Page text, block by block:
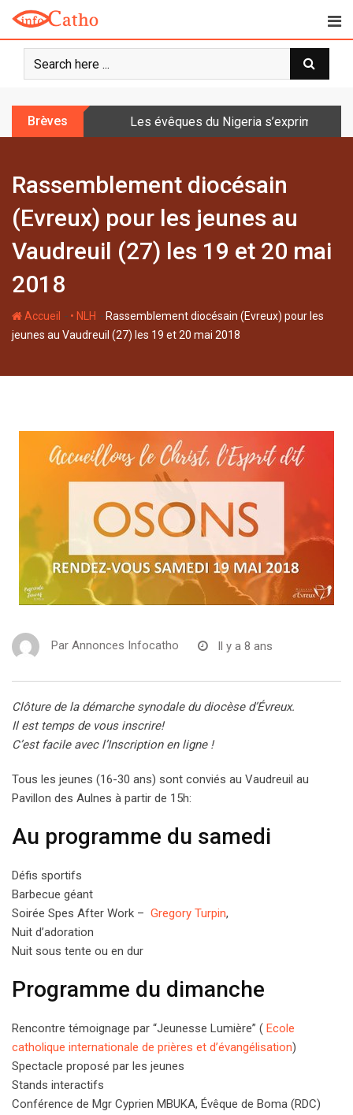
o
Brèves Les évêques du Nigeria s’expriment
Rassemblement diocésain
(Evreux) pour les jeunes au
Vaudreuil (27) les 19 et 20 mai
2018
Accueil - • NLH - Rassemblement diocésain (Evreux) pour les
jeunes au Vaudreuil (27) les 19 et 20 mai 2018
Par Annonces Infocatho Il y a 8 ans
Clôture de la démarche synodale du diocèse d’Évreux.
Il est temps de vous inscrire!
C’est facile avec l’Inscription en ligne !
Tous les jeunes (16-30 ans) sont conviés au Vaudreuil au
Pavillon des Aulnes à partir de 15h:
Au programme du samedi
Défis sportifs
Barbecue géant
Soirée Spes After Work – Gregory Turpin,
Nuit d’adoration
Nuit sous tente ou en dur
Programme du dimanche
Rencontre témoignage par “Jeunesse Lumière” ( Ecole
catholique internationale de prières et d’évangélisation)
Spectacle proposé par les jeunes
Stands interactifs
Conférence de Mgr Cyprien MBUKA, Évêque de Boma (RDC)